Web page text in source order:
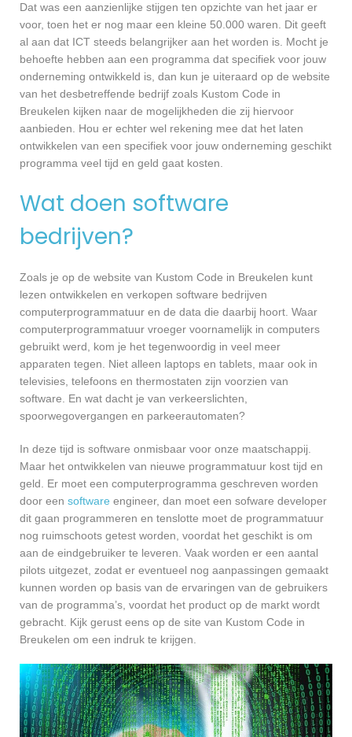
Dat was een aanzienlijke stijgen ten opzichte van het jaar er
voor, toen het er nog maar een kleine 50.000 waren. Dit geeft
al aan dat ICT steeds belangrijker aan het worden is. Mocht je
behoefte hebben aan een programma dat specifiek voor jouw
onderneming ontwikkeld is, dan kun je uiteraard op de website
van het desbetreffende bedrijf zoals Kustom Code in
Breukelen kijken naar de mogelijkheden die zij hiervoor
aanbieden. Hou er echter wel rekening mee dat het laten
ontwikkelen van een specifiek voor jouw onderneming geschikt
programma veel tijd en geld gaat kosten.
Wat doen software
bedrijven?
Zoals je op de website van Kustom Code in Breukelen kunt
lezen ontwikkelen en verkopen software bedrijven
computerprogrammatuur en de data die daarbij hoort. Waar
computerprogrammatuur vroeger voornamelijk in computers
gebruikt werd, kom je het tegenwoordig in veel meer
apparaten tegen. Niet alleen laptops en tablets, maar ook in
televisies, telefoons en thermostaten zijn voorzien van
software. En wat dacht je van verkeerslichten,
spoorwegovergangen en parkeerautomaten?
In deze tijd is software onmisbaar voor onze maatschappij.
Maar het ontwikkelen van nieuwe programmatuur kost tijd en
geld. Er moet een computerprogramma geschreven worden
door een software engineer, dan moet een sofware developer
dit gaan programmeren en tenslotte moet de programmatuur
nog ruimschoots getest worden, voordat het geschikt is om
aan de eindgebruiker te leveren. Vaak worden er een aantal
pilots uitgezet, zodat er eventueel nog aanpassingen gemaakt
kunnen worden op basis van de ervaringen van de gebruikers
van de programma’s, voordat het product op de markt wordt
gebracht. Kijk gerust eens op de site van Kustom Code in
Breukelen om een indruk te krijgen.